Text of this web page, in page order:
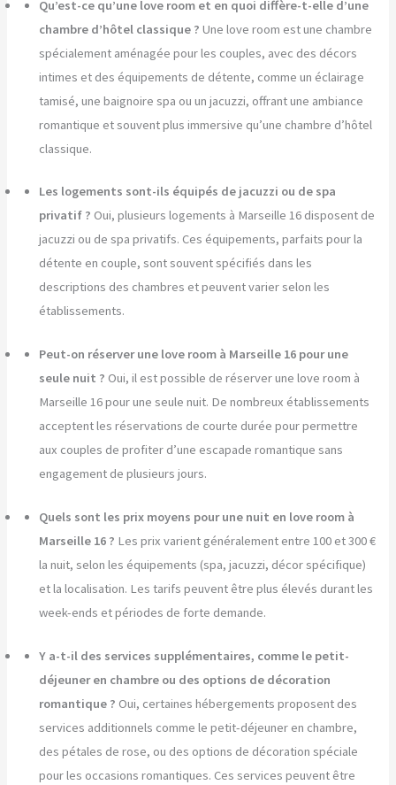
Qu’est-ce qu’une love room et en quoi diffère-t-elle d’une
chambre d’hôtel classique ? Une love room est une chambre
spécialement aménagée pour les couples, avec des décors
intimes et des équipements de détente, comme un éclairage
tamisé, une baignoire spa ou un jacuzzi, offrant une ambiance
romantique et souvent plus immersive qu’une chambre d’hôtel
classique.
Les logements sont-ils équipés de jacuzzi ou de spa
privatif ? Oui, plusieurs logements à Marseille 16 disposent de
jacuzzi ou de spa privatifs. Ces équipements, parfaits pour la
détente en couple, sont souvent spécifiés dans les
descriptions des chambres et peuvent varier selon les
établissements.
Peut-on réserver une love room à Marseille 16 pour une
seule nuit ? Oui, il est possible de réserver une love room à
Marseille 16 pour une seule nuit. De nombreux établissements
acceptent les réservations de courte durée pour permettre
aux couples de profiter d’une escapade romantique sans
engagement de plusieurs jours.
Quels sont les prix moyens pour une nuit en love room à
Marseille 16 ? Les prix varient généralement entre 100 et 300 €
la nuit, selon les équipements (spa, jacuzzi, décor spécifique)
et la localisation. Les tarifs peuvent être plus élevés durant les
week-ends et périodes de forte demande.
Y a-t-il des services supplémentaires, comme le petit-
déjeuner en chambre ou des options de décoration
romantique ? Oui, certaines hébergements proposent des
services additionnels comme le petit-déjeuner en chambre,
des pétales de rose, ou des options de décoration spéciale
pour les occasions romantiques. Ces services peuvent être